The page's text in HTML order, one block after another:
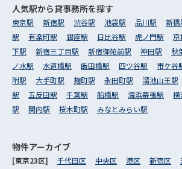
人気駅から貸事務所を探す
東京駅 新宿駅 渋谷駅 池袋駅 品川駅 新橋
駅
有楽町駅 銀座駅 日比谷駅 虎ノ門駅 京
下駅
新宿三丁目駅 新宿御苑前駅 神田駅 秋
ノ水駅
水道橋駅 飯田橋駅 四ツ谷駅 市ケ谷
附駅
大手町駅 麹町駅 永田町駅 溜池山王駅
駅
五反田駅 千葉駅 船橋駅 海浜幕張駅 横
駅
関内駅 桜木町駅 みなとみらい駅
物件アーカイブ
[東京23区] 千代田区 中央区 港区 新宿区